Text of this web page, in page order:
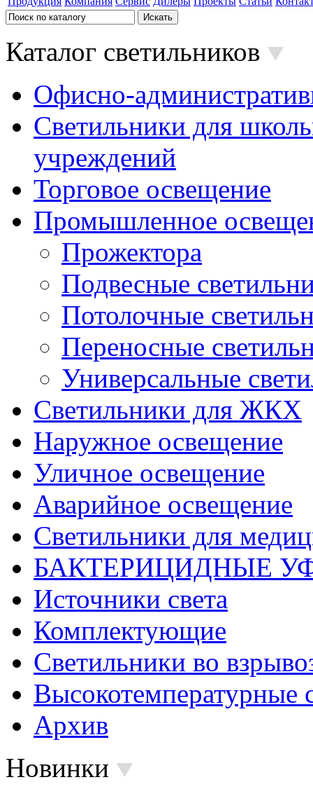
Каталог светильников
Офисно-
Светильники для
учреждений
Торговое освещение
Промышленное
Прожектора
Подвесные
Потолочные
Переносные
Универсальные
Светильники для ЖКХ
Наружное освещение
Уличное освещение
Аварийное освещение
Светильники для
БАКТЕРИЦИДНЫЕ
Источники света
Комплектующие
Светильники во
Высокотемпературные
Архив
Новинки